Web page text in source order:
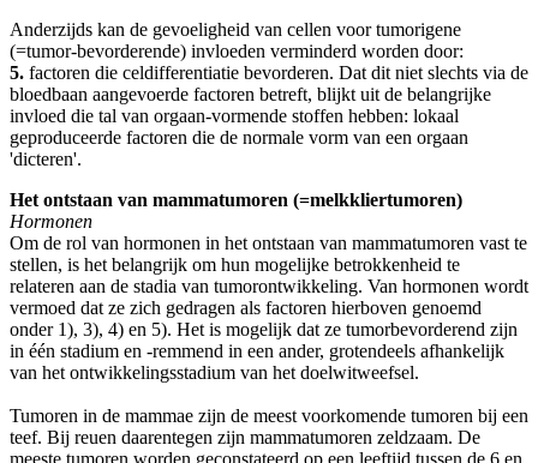
Anderzijds kan de gevoeligheid van cellen voor tumorigene
(=tumor-bevorderende) invloeden verminderd worden door:
5. factoren die celdifferentiatie bevorderen. Dat dit niet slechts via de
bloedbaan aangevoerde factoren betreft, blijkt uit de belangrijke
invloed die tal van orgaan-vormende stoffen hebben: lokaal
geproduceerde factoren die de normale vorm van een orgaan
'dicteren'.
Het ontstaan van mammatumoren (=melkkliertumoren)
Hormonen
Om de rol van hormonen in het ontstaan van mammatumoren vast te
stellen, is het belangrijk om hun mogelijke betrokkenheid te
relateren aan de stadia van tumorontwikkeling. Van hormonen wordt
vermoed dat ze zich gedragen als factoren hierboven genoemd
onder 1), 3), 4) en 5). Het is mogelijk dat ze tumorbevorderend zijn
in één stadium en -remmend in een ander, grotendeels afhankelijk
van het ontwikkelingsstadium van het doelwitweefsel.
Tumoren in de mammae zijn de meest voorkomende tumoren bij een
teef. Bij reuen daarentegen zijn mammatumoren zeldzaam. De
meeste tumoren worden geconstateerd op een leeftijd tussen de 6 en